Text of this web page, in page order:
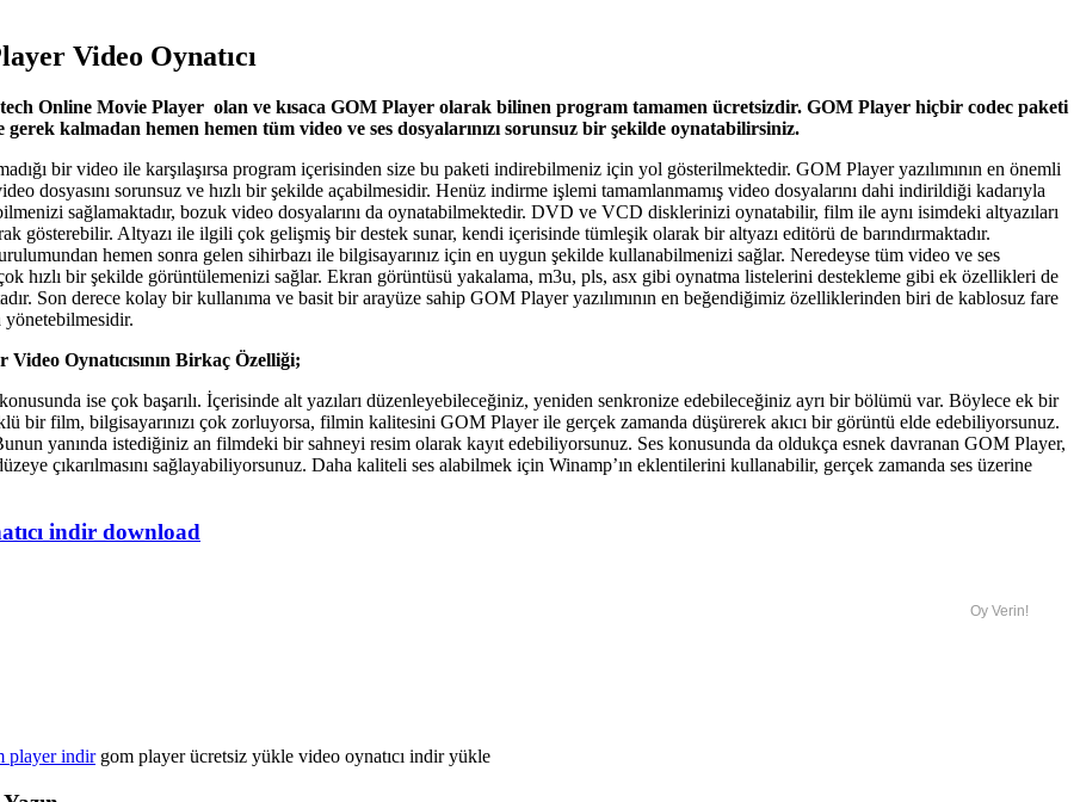
Video Oynatıcı
Online Movie Player olan ve kısaca GOM Player olarak bilinen program tamamen ücretsizdir. GOM Player hiçbir codec paketi
gerek kalmadan hemen hemen tüm video ve ses dosyalarınızı sorunsuz bir şekilde oynatabilirsiniz.
bir video ile karşılaşırsa program içerisinden size bu paketi indirebilmeniz için yol gösterilmektedir. GOM Player yazılımının en önemli
dosyasını sorunsuz ve hızlı bir şekilde açabilmesidir. Henüz indirme işlemi tamamlanmamış video dosyalarını dahi indirildiği kadarıyla
sağlamaktadır, bozuk video dosyalarını da oynatabilmektedir. DVD ve VCD disklerinizi oynatabilir, film ile aynı isimdeki altyazıları
gösterebilir. Altyazı ile ilgili çok gelişmiş bir destek sunar, kendi içerisinde tümleşik olarak bir altyazı editörü de barındırmaktadır.
hemen sonra gelen sihirbazı ile bilgisayarınız için en uygun şekilde kullanabilmenizi sağlar. Neredeyse tüm video ve ses
hızlı bir şekilde görüntülemenizi sağlar. Ekran görüntüsü yakalama, m3u, pls, asx gibi oynatma listelerini destekleme gibi ek özellikleri de
Son derece kolay bir kullanıma ve basit bir arayüze sahip GOM Player yazılımının en beğendiğimiz özelliklerinden biri de kablosuz fare
Video Oynatıcısının Birkaç Özelliği;
ise çok başarılı. İçerisinde alt yazıları düzenleyebileceğiniz, yeniden senkronize edebileceğiniz ayrı bir bölümü var. Böylece ek bir
bir film, bilgisayarınızı çok zorluyorsa, filmin kalitesini GOM Player ile gerçek zamanda düşürerek akıcı bir görüntü elde edebiliyorsunuz.
yanında istediğiniz an filmdeki bir sahneyi resim olarak kayıt edebiliyorsunuz. Ses konusunda da oldukça esnek davranan GOM Player,
çıkarılmasını sağlayabiliyorsunuz. Daha kaliteli ses alabilmek için Winamp’ın eklentilerini kullanabilir, gerçek zamanda ses üzerine
indir download
Oy Verin!
player indirgom player ücretsiz yükle video oynatıcı indir yükle